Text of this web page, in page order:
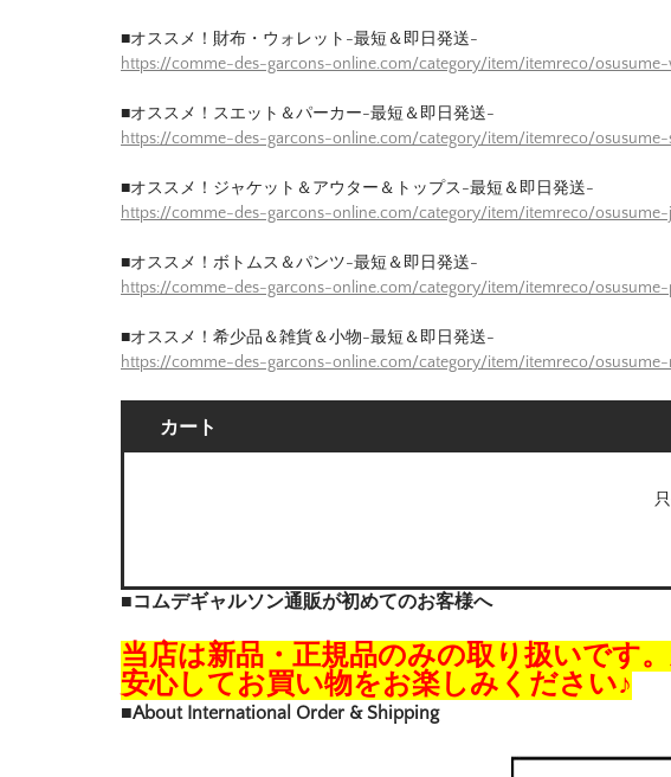
■オススメ！財布・ウォレット-最短＆即日発送-
https://comme-des-garcons-online.com/category/item/itemreco/
■オススメ！スエット＆パーカー-最短＆即日発送-
https://comme-des-garcons-online.com/category/item/itemreco/
■オススメ！ジャケット＆アウター＆トップス-最短＆即日発送-
https://comme-des-garcons-online.com/category/item/itemreco/
■オススメ！ボトムス＆パンツ-最短＆即日発送-
https://comme-des-garcons-online.com/category/item/itemreco/
■オススメ！希少品＆雑貨＆小物-最短＆即日発送-
https://comme-des-garcons-online.com/category/item/itemreco/
カート
■コムデギャルソン通販が初めてのお客様へ
当店は新品・正規品のみの取り扱いです
安心してお買い物をお楽しみください♪
■About International Order & Shipping